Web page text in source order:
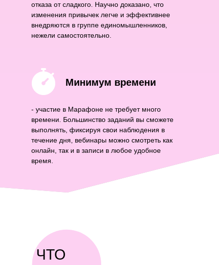
отказа от сладкого. Научно доказано, что
изменения привычек легче и эффективнее
внедряются в группе единомышленников,
нежели самостоятельно.
Минимум времени
- участие в Марафоне не требует много
времени. Большинство заданий вы сможете
выполнять, фиксируя свои наблюдения в
течение дня, вебинары можно смотреть как
онлайн, так и в записи в любое удобное
время.
ЧТО